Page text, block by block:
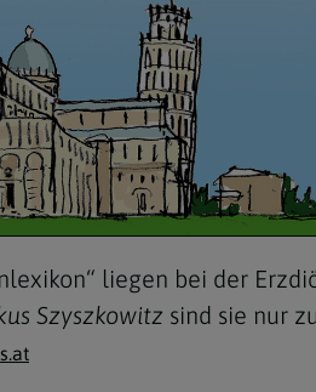
liegen bei der
Szyszkowitz sind sie nur